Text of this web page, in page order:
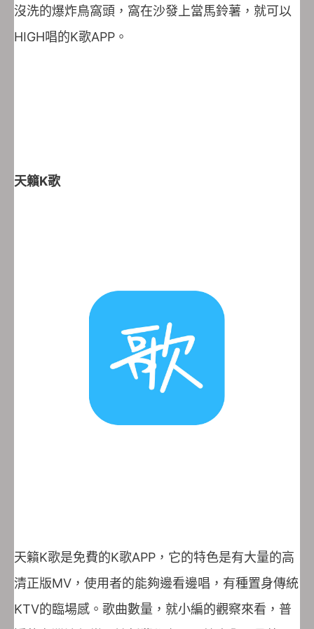
沒洗的爆炸鳥窩頭，窩在沙發上當馬鈴薯，就可以
HIGH唱的K歌APP。
天籟K歌
天籟K歌是免費的K歌APP，它的特色是有大量的高
清正版MV，使用者的能夠邊看邊唱，有種置身傳統
KTV的臨場感。歌曲數量，就小編的觀察來看，普